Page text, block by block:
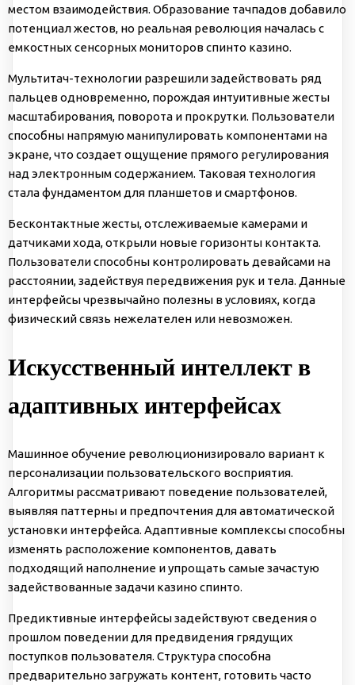
местом взаимодействия. Образование тачпадов добавило
потенциал жестов, но реальная революция началась с
емкостных сенсорных мониторов спинто казино.
Мультитач-технологии разрешили задействовать ряд
пальцев одновременно, порождая интуитивные жесты
масштабирования, поворота и прокрутки. Пользователи
способны напрямую манипулировать компонентами на
экране, что создает ощущение прямого регулирования
над электронным содержанием. Таковая технология
стала фундаментом для планшетов и смартфонов.
Бесконтактные жесты, отслеживаемые камерами и
датчиками хода, открыли новые горизонты контакта.
Пользователи способны контролировать девайсами на
расстоянии, задействуя передвижения рук и тела. Данные
интерфейсы чрезвычайно полезны в условиях, когда
физический связь нежелателен или невозможен.
Искусственный интеллект в
адаптивных интерфейсах
Машинное обучение революционизировало вариант к
персонализации пользовательского восприятия.
Алгоритмы рассматривают поведение пользователей,
выявляя паттерны и предпочтения для автоматической
установки интерфейса. Адаптивные комплексы способны
изменять расположение компонентов, давать
подходящий наполнение и упрощать самые зачастую
задействованные задачи казино спинто.
Предиктивные интерфейсы задействуют сведения о
прошлом поведении для предвидения грядущих
поступков пользователя. Структура способна
предварительно загружать контент, готовить часто